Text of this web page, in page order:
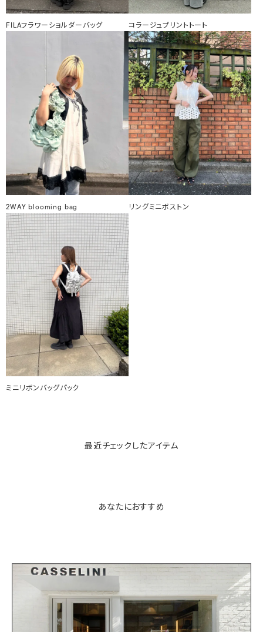
FILAフラワーショルダーバッグ コラージュプリントトート
2WAY blooming bag リングミニボストン
ミニリボンバッグパック
最近チェックしたアイテム
あなたにおすすめ